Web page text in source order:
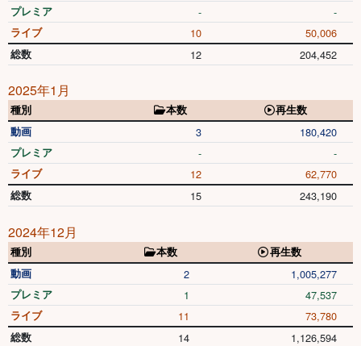
プレミア - -
ライブ 10 50,006
総数 12 204,452
2025年1月
種別 本数
再生数
動画
3 180,420
プレミア - -
ライブ 12 62,770
総数 15 243,190
2024年12月
種別 本数
再生数
動画
2 1,005,277
プレミア 1 47,537
ライブ 11 73,780
総数 14 1,126,594